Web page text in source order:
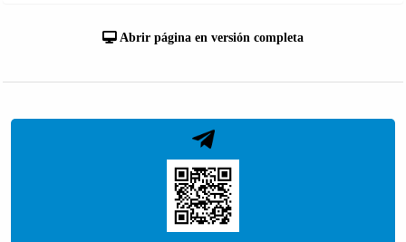
Abrir página en versión completa